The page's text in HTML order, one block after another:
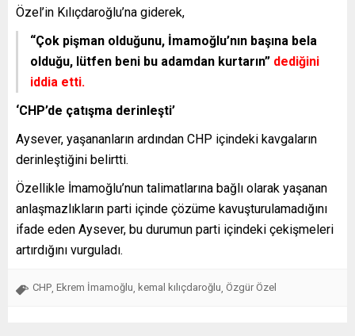
Özel’in Kılıçdaroğlu’na giderek,
“Çok pişman olduğunu, İmamoğlu’nın başına bela
olduğu, lütfen beni bu adamdan kurtarın” dediğini
iddia etti.
‘CHP’de çatışma derinleşti’
Aysever, yaşananların ardından CHP içindeki kavgaların
derinleştiğini belirtti.
Özellikle İmamoğlu’nun talimatlarına bağlı olarak yaşanan
anlaşmazlıkların parti içinde çözüme kavuşturulamadığını
ifade eden Aysever, bu durumun parti içindeki çekişmeleri
artırdığını vurguladı.
CHP Ekrem İmamoğlu kemal kılıçdaroğlu Özgür Özel